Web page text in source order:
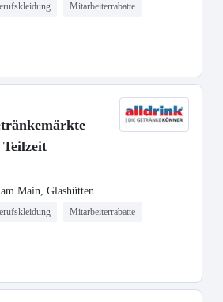
Mitarbeiterrabatte
Main, Glashütten
Mitarbeiterrabatte